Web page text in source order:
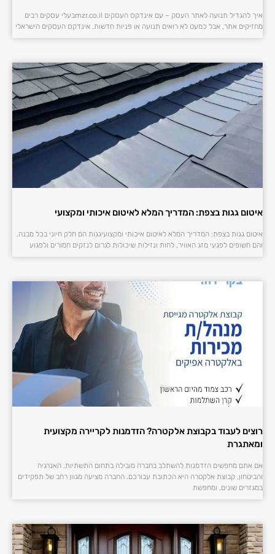
איך להגדיל תנועה לאתר העסק – עם אינדקס העסקים mzr.co.ilבעלי עסקים רבים
מחזיקים אתר, אבל כמעט לא רואים תנועה או פניות חדשות. אינדקס העסקים הישראלי
איטום גגות בצפת: המדריך המלא לאיטום איכותי ומקצועי
איטום גגות בצפת: המדריך המלא לאיטום איכותי ומקצועיגגות הם חלק חיוני בכל מבנה,
והם חשופים לפגעי מזג האוויר, לחות ונזילות שיכולות לגרום לנזקים חמורים ולפגוע
רוצים לעבוד בקבוצת אלקטרה? הזדמנות לקריירה מקצועית
ומאתגרת
אם אתם מחפשים הזדמנות להשתלב בחברה מובילה בתחום התשתיות, האנרגיה
והביטחון, קבוצת אלקטרה היא הכתובת עבורכם. החברה מציעה מגוון רחב של תפקידים
במגזרים שונים, ומחפשת